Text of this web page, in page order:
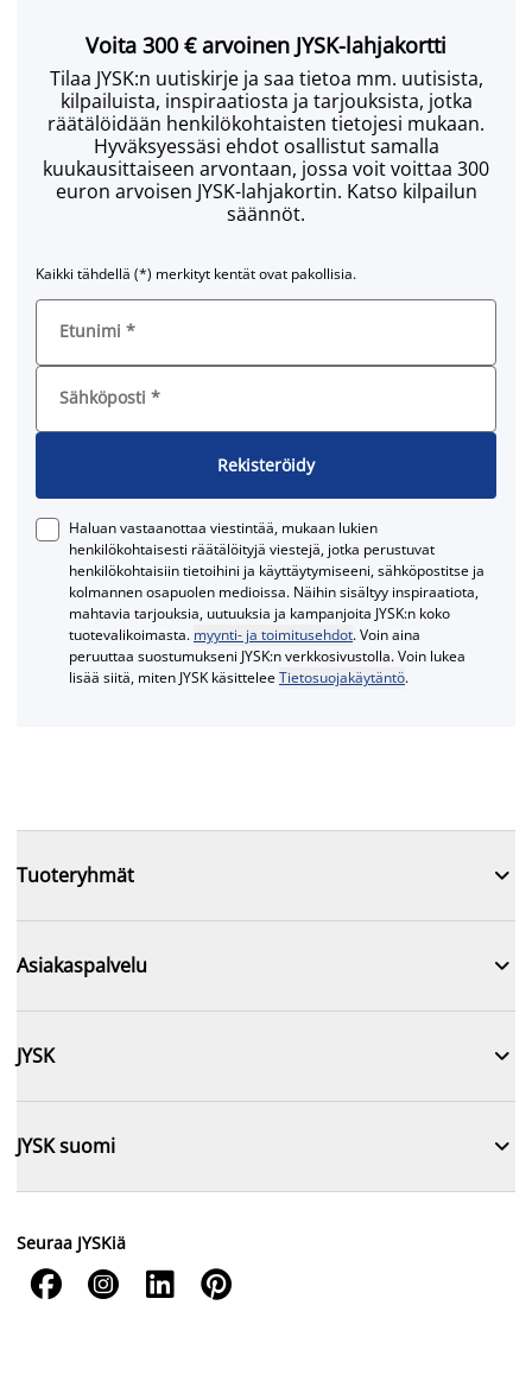
Voita 300 € arvoinen JYSK-lahjakortti
Tilaa JYSK:n uutiskirje ja saa tietoa mm. uutisista,
kilpailuista, inspiraatiosta ja tarjouksista, jotka
räätälöidään henkilökohtaisten tietojesi mukaan.
Hyväksyessäsi ehdot osallistut samalla
kuukausittaiseen arvontaan, jossa voit voittaa 300
euron arvoisen JYSK-lahjakortin. Katso kilpailun
säännöt.
Kaikki tähdellä (*) merkityt kentät ovat pakollisia.
Etunimi *
Sähköposti *
Rekisteröidy
Haluan vastaanottaa viestintää, mukaan lukien
henkilökohtaisesti räätälöityjä viestejä, jotka perustuvat
henkilökohtaisiin tietoihini ja käyttäytymiseeni, sähköpostitse ja
kolmannen osapuolen medioissa. Näihin sisältyy inspiraatiota,
mahtavia tarjouksia, uutuuksia ja kampanjoita JYSK:n koko
tuotevalikoimasta. myynti- ja toimitusehdot. Voin aina
peruuttaa suostumukseni JYSK:n verkkosivustolla. Voin lukea
lisää siitä, miten JYSK käsitteleeTietosuojakäytäntö.
Tuoteryhmät 
Asiakaspalvelu 
JYSK 
JYSK suomi 
Seuraa JYSKiä
   